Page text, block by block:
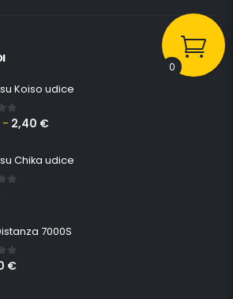
Koiso udice
of 5
– 2,40 €
Chika udice
5
7000S
5
€
0